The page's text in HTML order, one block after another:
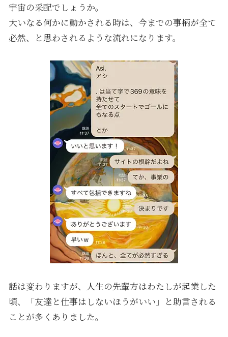
宇宙の采配でしょうか。
大いなる何かに動かされる時は、今までの事柄が全て
必然、と思わされるような流れになります。
話は変わりますが、人生の先輩方はわたしが起業した
頃、「友達と仕事はしないほうがいい」と助言される
ことが多くありました。